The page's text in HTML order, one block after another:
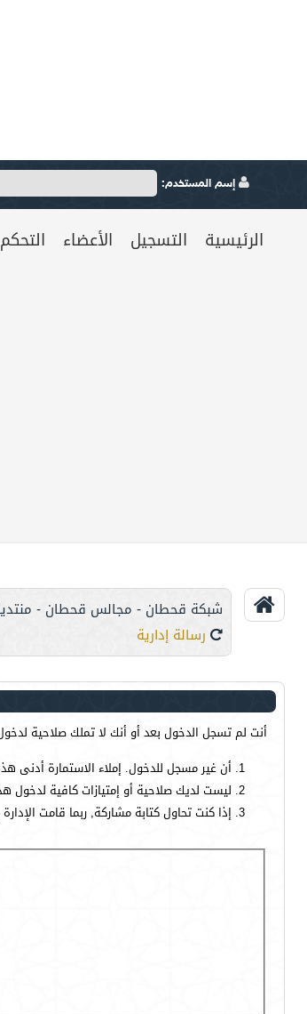
إسم المستخدم:
الرئيسية التسجيل الأعضاء التحكم
شبكة قحطان - مجالس قحطان -
رسالة إدارية
أنت لم تسجل الدخول بعد أو أنك لا تملك صلاحية
أن غير مسجل للدخول. إملاء الاستمارة أدنى
ليست لديك صلاحية أو إمتيازات كافية
إذا كنت تحاول كتابة مشاركة, ربما قامت